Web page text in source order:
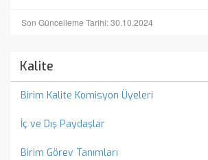
Son Güncelleme Tarihi: 30.10.2024
Kalite
Birim Kalite Komisyon Üyeleri
İç ve Dış Paydaşlar
Birim Görev Tanımları